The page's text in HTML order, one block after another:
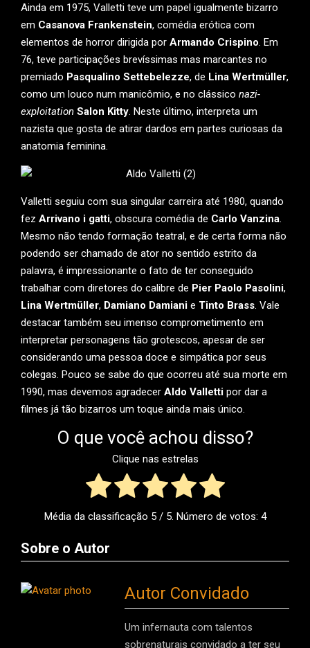
Ainda em 1975, Valletti teve um papel igualmente bizarro
em Casanova Frankenstein, comédia erótica com
elementos de horror dirigida por Armando Crispino. Em
76, teve participações brevíssimas mas marcantes no
premiado Pasqualino Settebelezze, de Lina Wertmüller,
como um louco num manicômio, e no clássico nazi-
exploitation Salon Kitty. Neste último, interpreta um
nazista que gosta de atirar dardos em partes curiosas da
anatomia feminina.
Valletti seguiu com sua singular carreira até 1980, quando
fez Arrivano i gatti, obscura comédia de Carlo Vanzina.
Mesmo não tendo formação teatral, e de certa forma não
podendo ser chamado de ator no sentido estrito da
palavra, é impressionante o fato de ter conseguido
trabalhar com diretores do calibre de Pier Paolo Pasolini,
Lina Wertmüller, Damiano Damiani e Tinto Brass. Vale
destacar também seu imenso comprometimento em
interpretar personagens tão grotescos, apesar de ser
considerando uma pessoa doce e simpática por seus
colegas. Pouco se sabe do que ocorreu até sua morte em
1990, mas devemos agradecer Aldo Valletti por dar a
filmes já tão bizarros um toque ainda mais único.
O que você achou disso?
Clique nas estrelas
Média da classificação 5/ 5. Número de votos: 4
Sobre o Autor
Autor Convidado
Um infernauta com talentos
sobrenaturais convidado a ter seu